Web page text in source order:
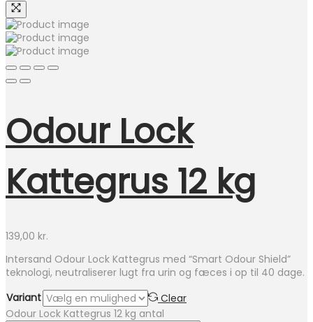
Odour Lock
Kattegrus 12 kg
139,00 kr.
Intersand Odour Lock Kattegrus med “Smart Odour Shield”
teknologi, neutraliserer lugt fra urin og fæces i op til 40 dage.
Variant
Clear
Odour Lock Kattegrus 12 kg antal